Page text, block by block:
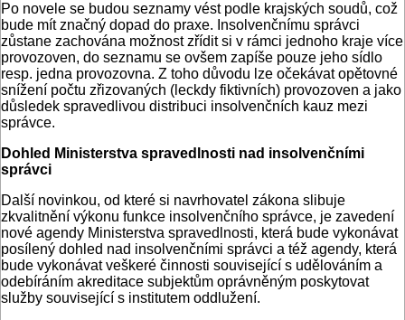
Po novele se budou seznamy vést podle krajských soudů, což
bude mít značný dopad do praxe. Insolvenčnímu správci
zůstane zachována možnost zřídit si v rámci jednoho kraje více
provozoven, do seznamu se ovšem zapíše pouze jeho sídlo
resp. jedna provozovna. Z toho důvodu lze očekávat opětovné
snížení počtu zřizovaných (leckdy fiktivních) provozoven a jako
důsledek spravedlivou distribuci insolvenčních kauz mezi
správce.
Dohled Ministerstva spravedlnosti nad insolvenčními
správci
Další novinkou, od které si navrhovatel zákona slibuje
zkvalitnění výkonu funkce insolvenčního správce, je zavedení
nové agendy Ministerstva spravedlnosti, která bude vykonávat
posílený dohled nad insolvenčními správci a též agendy, která
bude vykonávat veškeré činnosti související s udělováním a
odebíráním akreditace subjektům oprávněným poskytovat
služby související s institutem oddlužení.